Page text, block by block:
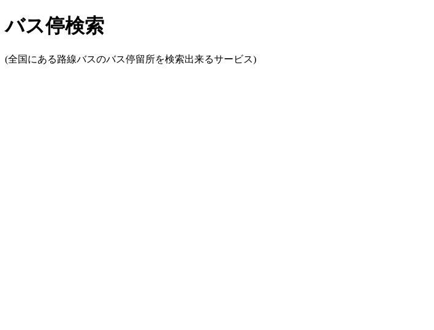
バス停検索
(全国にある路線バスのバス停留所を検索出来るサービス)